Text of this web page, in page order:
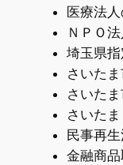
医療法
ＮＰＯ
埼玉県
さいた
さいた
さいた
民事再
金融商